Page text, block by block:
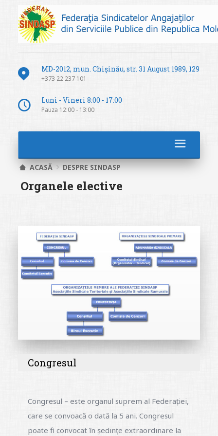
MD-2012, mun. Chișinău, str. 31 August 1989, 129
+373 22 237 101
Luni - Vineri 8:00 - 17:00
Pauza 12:00 - 13:00
ACASĂ DESPRE SINDASP
Organele elective
Congresul
Congresul – este organul suprem al Federației,
care se convoacă o dată la 5 ani. Congresul
poate fi convocat în ședințe extraordinare la